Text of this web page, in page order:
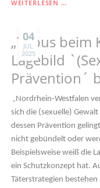
WEITERLESEN …
SPD
WARNT
VOR
UND
FORDERT
BESSEREN
04
JUL
2025
„Tabus beim
Lagebild
Prävention´
„ Nordrhein-Westfalen
sich die (sexuelle)
dessen Prävention
nicht gebündelt oder
Beispielsweise weiß die
ein Schutzkonzept hat.
Täterstrategien bestehen